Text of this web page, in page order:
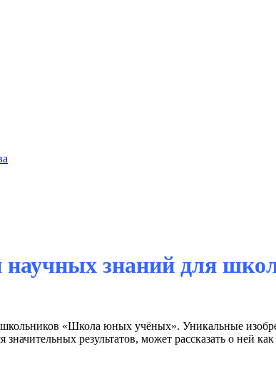
научных знаний для
школьников «Школа юных учёных». Уникальные
результатов, может рассказать о ней